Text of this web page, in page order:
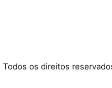
| Todos os direitos